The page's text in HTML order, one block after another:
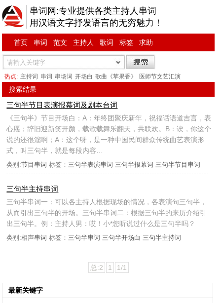
串词网:专业提供各类主持人串词
用汉语文字抒发语言的无穷魅力！
首页 串词 范文 主持人 歌词 标签 求助
热点: 主持词 串词 串场词 开场白 歌曲《苹果香》 医师节文艺汇演
搜索结果
三句半节目表演报幕词及剧本台词
《三句半》节目开场白：A：年终团聚庆新年，祝福话语道吉言，表
心愿；辞旧迎新笑开颜，载歌载舞乐翻天，共联欢。B：诶，你这个
说的还很溜啊；A：这个呀，是一种中国民间群众传统曲艺表演形
式，叫三句半，就是每段内容…
类别:节目串词 标签：三句半表演串词 三句半报幕词 三句半节目串词
三句半主持串词
三句半串词一：可以各主持人根据现场的情况，各表演句三句半，
从而引出三句半的开场。三句半串词二：根据三句半的来历介绍引
出三句半。例：主持人男：哎！小*您听说过什么是三句半吗？
类别:相声串词 标签：三句半串词 三句半开场白 三句半主持词
总:2 1 1/1
最新关键字